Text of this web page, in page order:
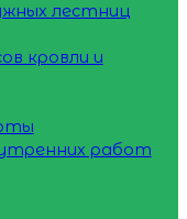
лестниц
кровли и
работ